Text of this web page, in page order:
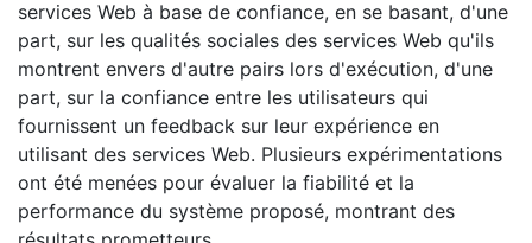
services Web à base de confiance, en se basant, d'une
part, sur les qualités sociales des services Web qu'ils
montrent envers d'autre pairs lors d'exécution, d'une
part, sur la confiance entre les utilisateurs qui
fournissent un feedback sur leur expérience en
utilisant des services Web. Plusieurs expérimentations
ont été menées pour évaluer la fiabilité et la
performance du système proposé, montrant des